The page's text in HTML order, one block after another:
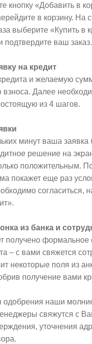
кнопку «Добавить в
в корзину. На
выберите «Купить в
подтвердите ваш заказ.
на кредит
и желаемую
взноса. Далее
из 4 шагов.
минут ваша заявка
решение на
положительным.
покажет еще раз
согласиться,
из банка и
получено формальное
– с вами свяжется
некоторые поля из
получение вами
одобрения наши
свяжутся с
уточнения